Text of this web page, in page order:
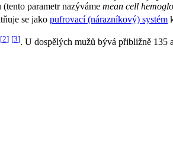
parametr nazýváme mean cell
se jako pufrovací (nárazníkový) systém
[2] [3]. U dospělých mužů bývá přibližně 135